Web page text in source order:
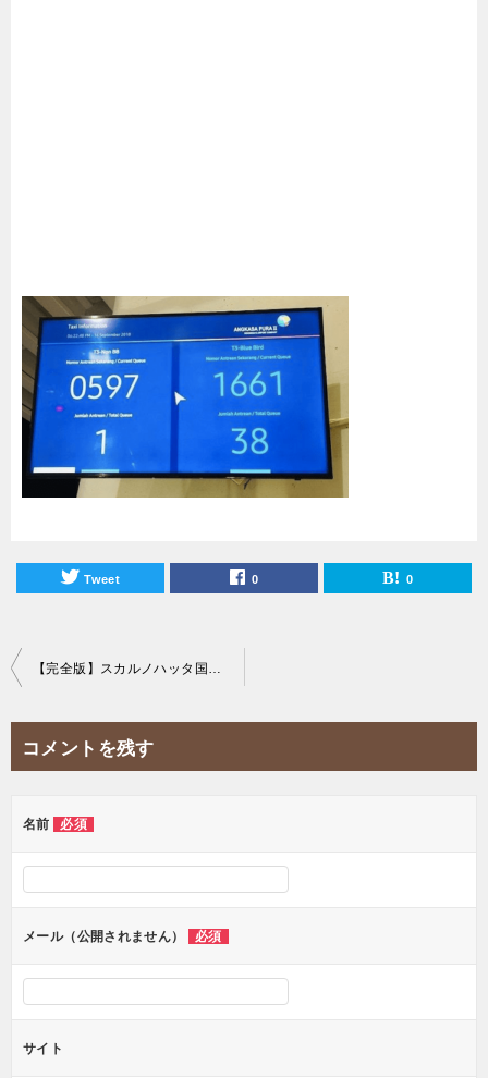
Tweet 0 0
投
ー
ョ
【完全版】スカルノハッタ国際空港からジャカルタ市内への交通手段を徹底解説！
コメントを残す
名前 必須
メール（公開されません） 必須
サイト